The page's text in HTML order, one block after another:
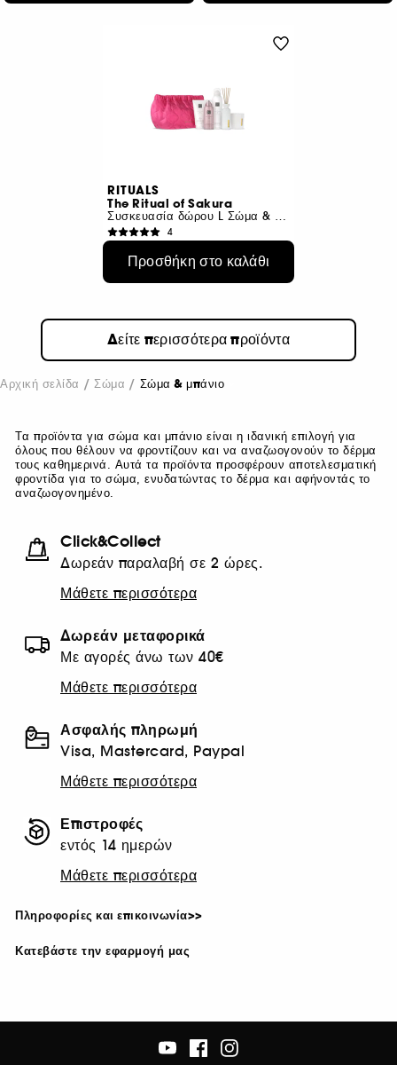
RITUALS
The Ritual of Sakura
Συσκευασία δώρου L Σώμα & Μπάνιο
4
€ 8,66 /100ml
Προσθήκη στο καλάθι
Δείτε περισσότερα προϊόντα
Αρχική σελίδα Σώμα Σώμα & μπάνιο
Τα προϊόντα για σώμα και μπάνιο είναι η ιδανική επιλογή για
όλους που θέλουν να φροντίζουν και να αναζωογονούν το δέρμα
τους καθημερινά. Αυτά τα προϊόντα προσφέρουν αποτελεσματική
φροντίδα για το σώμα, ενυδατώντας το δέρμα και αφήνοντάς το
αναζωογονημένο.
Click&Collect
Δωρεάν παραλαβή σε 2 ώρες.
Μάθετε περισσότερα
Δωρεάν μεταφορικά
Με αγορές άνω των 40€
Μάθετε περισσότερα
Ασφαλής πληρωμή
Visa, Mastercard, Paypal
Μάθετε περισσότερα
Επιστροφές
εντός 14 ημερών
Μάθετε περισσότερα
Πληροφορίες και επικοινωνία>>
Κατεβάστε την εφαρμογή μας